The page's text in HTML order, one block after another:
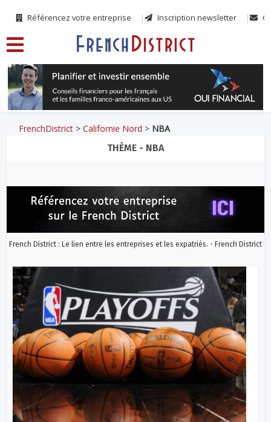
Référencez votre entreprise Inscription newsletter
FrenchDistrict >Californie Nord > NBA
THÈME - NBA
French District : Le lien entre les entreprises et les expatriés. - French District